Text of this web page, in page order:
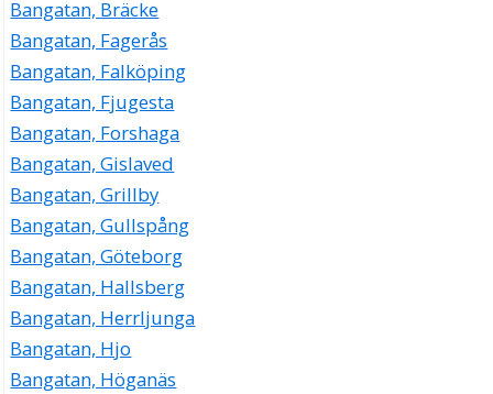
Bangatan, Bräcke
Bangatan, Fagerås
Bangatan, Falköping
Bangatan, Fjugesta
Bangatan, Forshaga
Bangatan, Gislaved
Bangatan, Grillby
Bangatan, Gullspång
Bangatan, Göteborg
Bangatan, Hallsberg
Bangatan, Herrljunga
Bangatan, Hjo
Bangatan, Höganäs